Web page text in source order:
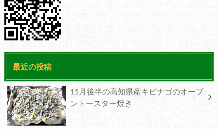
最近の投稿
11月後半の高知県産キビナゴのオーブ
ントースター焼き